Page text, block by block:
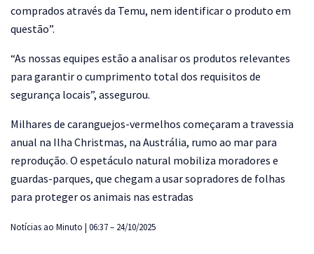
comprados através da Temu, nem identificar o produto em
questão”.
“As nossas equipes estão a analisar os produtos relevantes
para garantir o cumprimento total dos requisitos de
segurança locais”, assegurou.
Milhares de caranguejos-vermelhos começaram a travessia
anual na Ilha Christmas, na Austrália, rumo ao mar para
reprodução. O espetáculo natural mobiliza moradores e
guardas-parques, que chegam a usar sopradores de folhas
para proteger os animais nas estradas
Notícias ao Minuto | 06:37 – 24/10/2025